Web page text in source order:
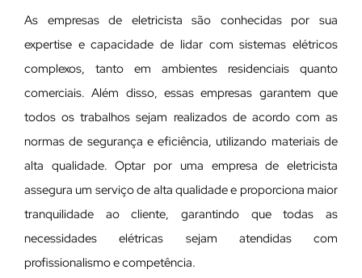
As empresas de eletricista são conhecidas por sua
expertise e capacidade de lidar com sistemas elétricos
complexos, tanto em ambientes residenciais quanto
comerciais. Além disso, essas empresas garantem que
todos os trabalhos sejam realizados de acordo com as
normas de segurança e eficiência, utilizando materiais de
alta qualidade. Optar por uma empresa de eletricista
assegura um serviço de alta qualidade e proporciona maior
tranquilidade ao cliente, garantindo que todas as
necessidades elétricas sejam atendidas com
profissionalismo e competência.